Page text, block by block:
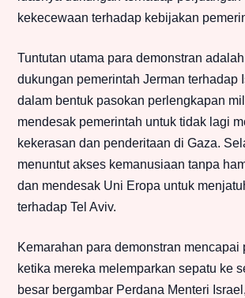
kekecewaan terhadap kebijakan
Tuntutan utama para demonstran
dukungan pemerintah Jerman terhadap
dalam bentuk pasokan perlengkapan
mendesak pemerintah untuk tidak lagi
kekerasan dan penderitaan di Gaza.
menuntut akses kemanusiaan tanpa
dan mendesak Uni Eropa untuk
terhadap Tel Aviv.
Kemarahan para demonstran mencapai
ketika mereka melemparkan sepatu ke
besar bergambar Perdana Menteri